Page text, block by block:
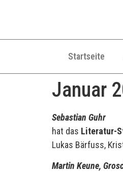
Startseite
Januar
Sebastian Guhr
hat das Literatur-
Lukas Bärfuss,
Martin Keune,